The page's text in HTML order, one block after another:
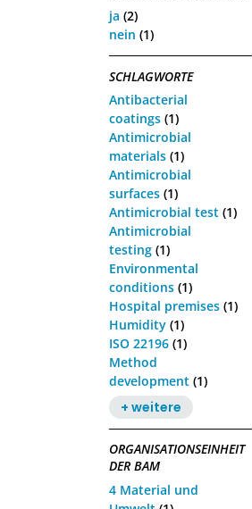
ja (2)
nein (1)
SCHLAGWORTE
Antibacterial
coatings (1)
Antimicrobial
materials (1)
Antimicrobial
surfaces (1)
Antimicrobial test (1)
Antimicrobial
testing (1)
Environmental
conditions (1)
Hospital premises (1)
Humidity (1)
ISO 22196 (1)
Method
development (1)
+ weitere
ORGANISATIONSEINHEIT
DER BAM
4 Material und